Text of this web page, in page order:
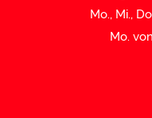
Mo., Mi.,
Mo.